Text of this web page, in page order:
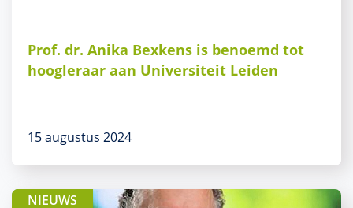
Prof. dr. Anika Bexkens is benoemd tot
hoogleraar aan Universiteit Leiden
15 augustus 2024
NIEUWS